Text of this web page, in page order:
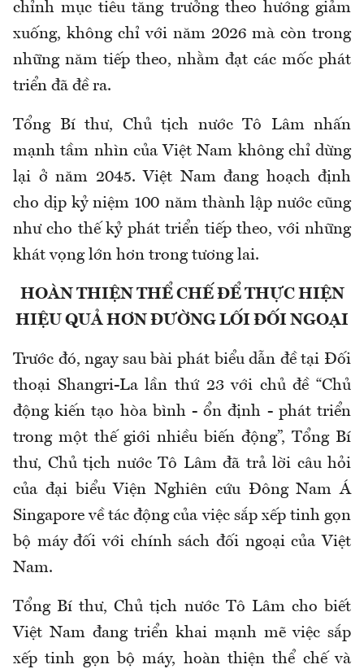
chỉnh mục tiêu tăng trưởng theo hướng giảm
xuống, không chỉ với năm 2026 mà còn trong
những năm tiếp theo, nhằm đạt các mốc phát
triển đã đề ra.
Tổng Bí thư, Chủ tịch nước Tô Lâm nhấn
mạnh tầm nhìn của Việt Nam không chỉ dừng
lại ở năm 2045. Việt Nam đang hoạch định
cho dịp kỷ niệm 100 năm thành lập nước cũng
như cho thế kỷ phát triển tiếp theo, với những
khát vọng lớn hơn trong tương lai.
HOÀN THIỆN THỂ CHẾ ĐỂ THỰC HIỆN
HIỆU QUẢ HƠN ĐƯỜNG LỐI ĐỐI NGOẠI
Trước đó, ngay sau bài phát biểu dẫn đề tại Đối
thoại Shangri-La lần thứ 23 với chủ đề “Chủ
động kiến tạo hòa bình - ổn định - phát triển
trong một thế giới nhiều biến động”, Tổng Bí
thư, Chủ tịch nước Tô Lâm đã trả lời câu hỏi
của đại biểu Viện Nghiên cứu Đông Nam Á
Singapore về tác động của việc sắp xếp tinh gọn
bộ máy đối với chính sách đối ngoại của Việt
Nam.
Tổng Bí thư, Chủ tịch nước Tô Lâm cho biết
Việt Nam đang triển khai mạnh mẽ việc sắp
xếp tinh gọn bộ máy, hoàn thiện thể chế và